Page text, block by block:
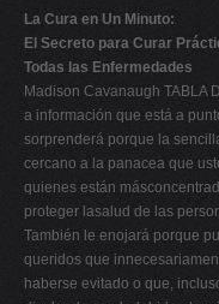
M
N
O
P
Q
R
S
T
La Cura en Un Minuto:
El Secreto para Curar
Todas las Enfermedades
Madison Cavanaugh TABLA
a información que está a
sorprenderá porque la
cercano a la panacea que
quienes están
proteger lasalud de las
También le enojará porque
queridos que
haberse evitado o que,